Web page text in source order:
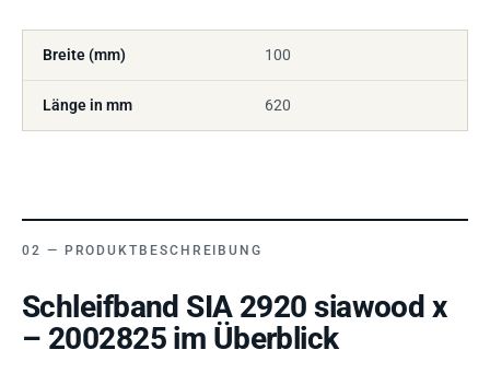
Breite (mm) 100
Länge in mm 620
PRODUKTBESCHREIBUNG
Schleifband SIA 2920 siawood x
– 2002825 im Überblick